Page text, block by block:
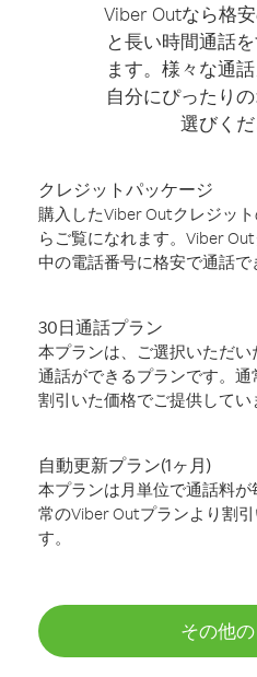
Viber Outなら格
と長い時間通話
ます。様々な通話
自分にぴったり
選びくだ
クレジットパッケージ
購入したViber Outクレジッ
らご覧になれます。Viber
中の電話番号に格安で通話で
30日通話プラン
本プランは、ご選択いただ
通話ができるプランです。
割引いた価格でご提供してい
自動更新プラン(1ヶ月)
本プランは月単位で通話料
常のViber Outプランより割
す。
その他